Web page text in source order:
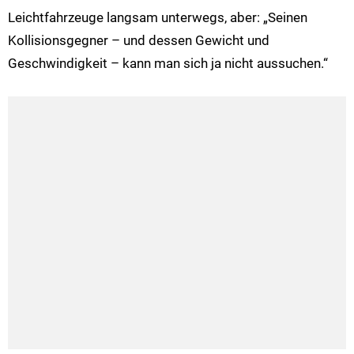
Leichtfahrzeuge langsam unterwegs, aber: „Seinen
Kollisionsgegner – und dessen Gewicht und
Geschwindigkeit – kann man sich ja nicht aussuchen.“